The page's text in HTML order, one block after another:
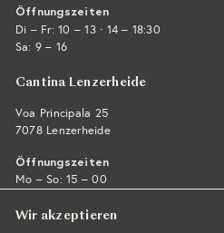
Öffnungszeiten
Di – Fr: 10 – 13 · 14 – 18:30
Sa: 9 – 16
Cantina Lenzerheide
Voa Principala 25
7078 Lenzerheide
Öffnungszeiten
Mo – So: 15 – 00
Wir akzeptieren